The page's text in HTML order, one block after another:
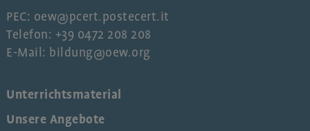
PEC: oew@pcert.postecert.it
Telefon: +39 0472 208 208
E-Mail: bildung@oew.org
Unterrichtsmaterial
Unsere Angebote